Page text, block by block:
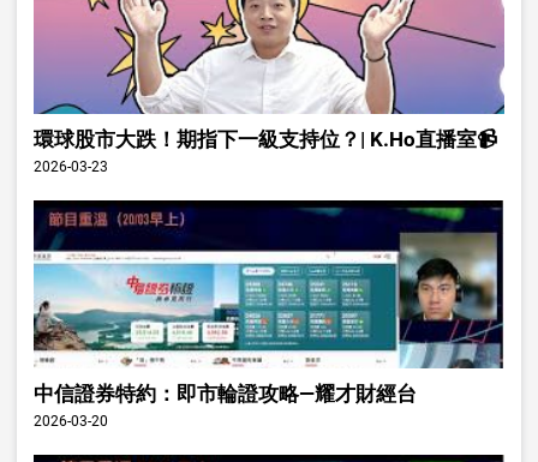
環球股市大跌！期指下一級支持位？| K.Ho直播室📹
2026-03-23
中信證券特約：即市輪證攻略—耀才財經台
2026-03-20